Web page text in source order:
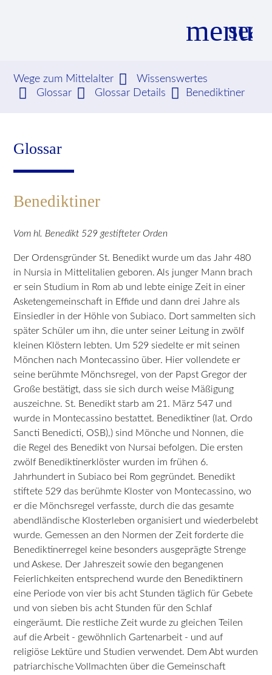
menu
Suchbegriffe SUCHEN
Wege zum Mittelalter
Wissenswertes
Glossar
Glossar Details Benediktiner
Glossar
Benediktiner
Vom hl. Benedikt 529 gestifteter Orden
Der Ordensgründer St. Benedikt wurde um das Jahr 480
in Nursia in Mittelitalien geboren. Als junger Mann brach
er sein Studium in Rom ab und lebte einige Zeit in einer
Asketengemeinschaft in Effide und dann drei Jahre als
Einsiedler in der Höhle von Subiaco. Dort sammelten sich
später Schüler um ihn, die unter seiner Leitung in zwölf
kleinen Klöstern lebten. Um 529 siedelte er mit seinen
Mönchen nach Montecassino über. Hier vollendete er
seine berühmte Mönchsregel, von der Papst Gregor der
Große bestätigt, dass sie sich durch weise Mäßigung
auszeichne. St. Benedikt starb am 21. März 547 und
wurde in Montecassino bestattet. Benediktiner (lat. Ordo
Sancti Benedicti, OSB),) sind Mönche und Nonnen, die
die Regel des Benedikt von Nursai befolgen. Die ersten
zwölf Benediktinerklöster wurden im frühen 6.
Jahrhundert in Subiaco bei Rom gegründet. Benedikt
stiftete 529 das berühmte Kloster von Montecassino, wo
er die Mönchsregel verfasste, durch die das gesamte
abendländische Klosterleben organisiert und wiederbelebt
wurde. Gemessen an den Normen der Zeit forderte die
Benediktinerregel keine besonders ausgeprägte Strenge
und Askese. Der Jahreszeit sowie den begangenen
Feierlichkeiten entsprechend wurde den Benediktinern
eine Periode von vier bis acht Stunden täglich für Gebete
und von sieben bis acht Stunden für den Schlaf
eingeräumt. Die restliche Zeit wurde zu gleichen Teilen
auf die Arbeit - gewöhnlich Gartenarbeit - und auf
religiöse Lektüre und Studien verwendet. Dem Abt wurden
patriarchische Vollmachten über die Gemeinschaft